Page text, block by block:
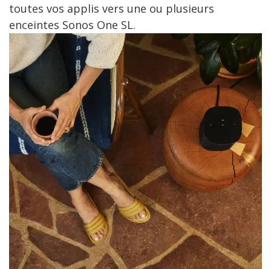
toutes vos applis vers une ou plusieurs
enceintes Sonos One SL.